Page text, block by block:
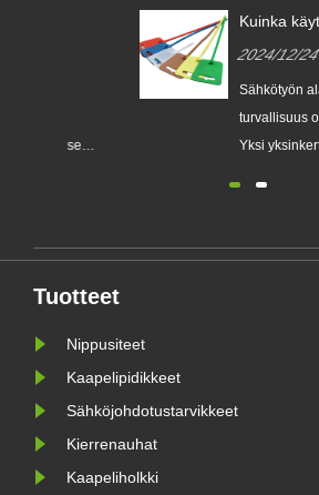
Kuinka käyttää
johdoissa?
2024/12/24
Sähkötyön alalla
turvallisuus ovat
Yksi
Tuotteet
Nippusiteet
Kaapelipidikkeet
Sähköjohdotustarvikkeet
Kierrenauhat
Kaapeliholkki